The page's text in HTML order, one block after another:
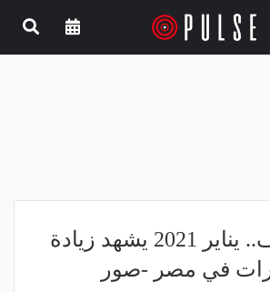
تصل لـ20 ألف.. يناير 2021 يشهد زيادة